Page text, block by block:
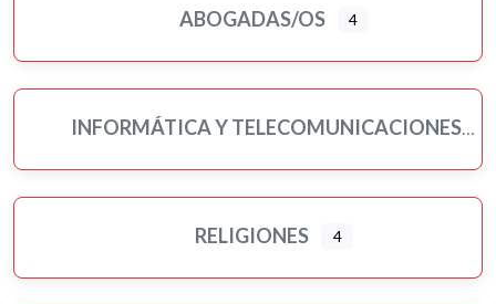
ABOGADAS/OS 4
INFORMÁTICA Y TELECOMUNICACIONES
RELIGIONES 4